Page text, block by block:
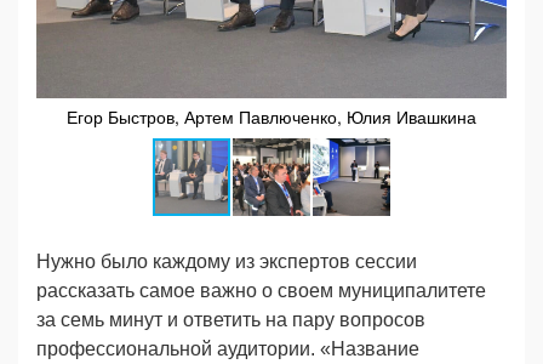
Егор Быстров, Артем Павлюченко, Юлия Ивашкина
Нужно было каждому из экспертов сессии
рассказать самое важно о своем муниципалитете
за семь минут и ответить на пару вопросов
профессиональной аудитории. «Название